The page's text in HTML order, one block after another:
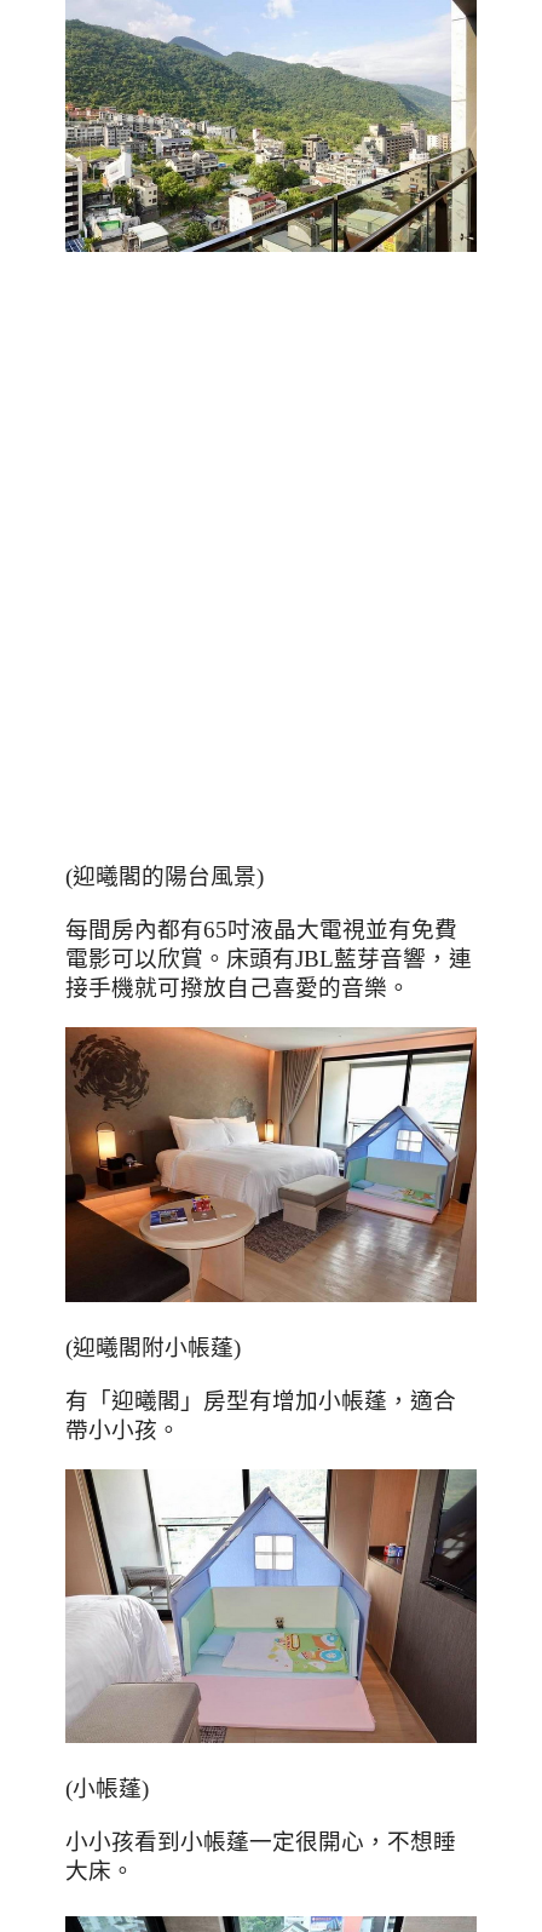
(迎曦閣的陽台風景)
每間房內都有65吋液晶大電視並有免費
電影可以欣賞。床頭有JBL藍芽音響，連
接手機就可撥放自己喜愛的音樂。
(迎曦閣附小帳蓬)
有「迎曦閣」房型有增加小帳蓬，適合
帶小小孩。
(小帳蓬)
小小孩看到小帳蓬一定很開心，不想睡
大床。